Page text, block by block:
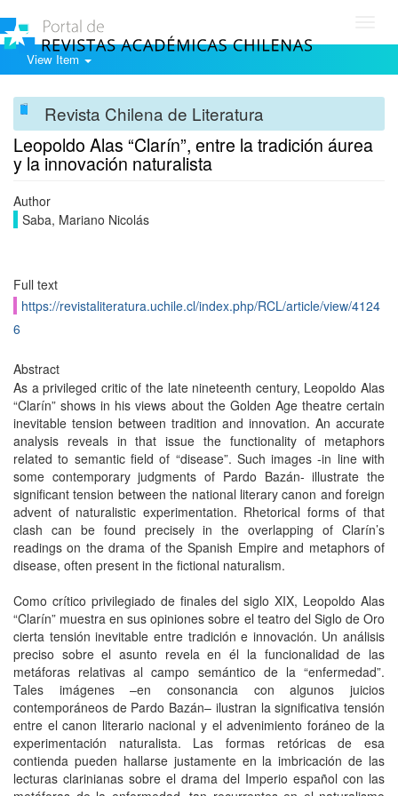
View Item
Revista Chilena de Literatura
Leopoldo Alas “Clarín”, entre la tradición áurea
y la innovación naturalista
Author
Saba, Mariano Nicolás
Full text
https://revistaliteratura.uchile.cl/index.php/RCL/article/view/4124
6
Abstract
As a privileged critic of the late nineteenth century, Leopoldo Alas
“Clarín” shows in his views about the Golden Age theatre certain
inevitable tension between tradition and innovation. An accurate
analysis reveals in that issue the functionality of metaphors
related to semantic field of “disease”. Such images -in line with
some contemporary judgments of Pardo Bazán- illustrate the
significant tension between the national literary canon and foreign
advent of naturalistic experimentation. Rhetorical forms of that
clash can be found precisely in the overlapping of Clarín’s
readings on the drama of the Spanish Empire and metaphors of
disease, often present in the fictional naturalism.
Como crítico privilegiado de finales del siglo XIX, Leopoldo Alas
“Clarín” muestra en sus opiniones sobre el teatro del Siglo de Oro
cierta tensión inevitable entre tradición e innovación. Un análisis
preciso sobre el asunto revela en él la funcionalidad de las
metáforas relativas al campo semántico de la “enfermedad”.
Tales imágenes –en consonancia con algunos juicios
contemporáneos de Pardo Bazán– ilustran la significativa tensión
entre el canon literario nacional y el advenimiento foráneo de la
experimentación naturalista. Las formas retóricas de esa
contienda pueden hallarse justamente en la imbricación de las
lecturas clarinianas sobre el drama del Imperio español con las